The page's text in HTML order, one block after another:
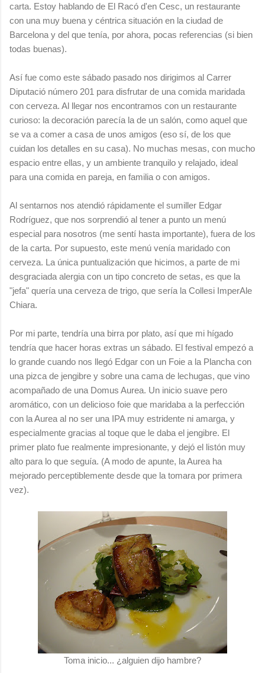
carta. Estoy hablando de El Racó d'en Cesc, un restaurante
con una muy buena y céntrica situación en la ciudad de
Barcelona y del que tenía, por ahora, pocas referencias (si bien
todas buenas).
Así fue como este sábado pasado nos dirigimos al Carrer
Diputació número 201 para disfrutar de una comida maridada
con cerveza. Al llegar nos encontramos con un restaurante
curioso: la decoración parecía la de un salón, como aquel que
se va a comer a casa de unos amigos (eso sí, de los que
cuidan los detalles en su casa). No muchas mesas, con mucho
espacio entre ellas, y un ambiente tranquilo y relajado, ideal
para una comida en pareja, en familia o con amigos.
Al sentarnos nos atendió rápidamente el sumiller Edgar
Rodríguez, que nos sorprendió al tener a punto un menú
especial para nosotros (me sentí hasta importante), fuera de los
de la carta. Por supuesto, este menú venía maridado con
cerveza. La única puntualización que hicimos, a parte de mi
desgraciada alergia con un tipo concreto de setas, es que la
"jefa" quería una cerveza de trigo, que sería la Collesi ImperAle
Chiara.
Por mi parte, tendría una birra por plato, así que mi hígado
tendría que hacer horas extras un sábado. El festival empezó a
lo grande cuando nos llegó Edgar con un Foie a la Plancha con
una pizca de jengibre y sobre una cama de lechugas, que vino
acompañado de una Domus Aurea. Un inicio suave pero
aromático, con un delicioso foie que maridaba a la perfección
con la Aurea al no ser una IPA muy estridente ni amarga, y
especialmente gracias al toque que le daba el jengibre. El
primer plato fue realmente impresionante, y dejó el listón muy
alto para lo que seguía. (A modo de apunte, la Aurea ha
mejorado perceptiblemente desde que la tomara por primera
vez).
Toma inicio... ¿alguien dijo hambre?